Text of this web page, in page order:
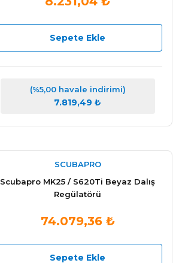
Sepete Ekle
(%5,00 havale indirimi)
7.819,49 ₺
SCUBAPRO
Scubapro MK25 / S620Ti Beyaz Dalış
Regülatörü
74.079,36 ₺
Sepete Ekle